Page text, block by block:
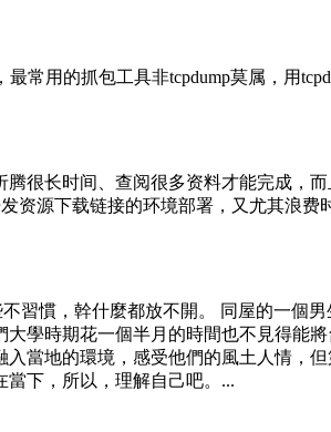
常用的抓包工具非tcpdump莫属，用
很长时间、查阅很多资料才能完成，
资源下载链接的环境部署，又尤其浪费
習慣，幹什麼都放不開。 同屋的一個
學時期花一個半月的時間也不見得能
當地的環境，感受他們的風土人情，
下，所以，理解自己吧。...